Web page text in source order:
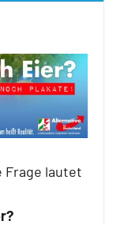
Frage lautet